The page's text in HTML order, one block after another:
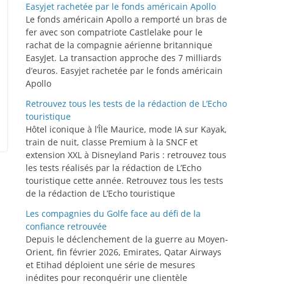
r
i
e
s
Easyjet rachetée par le fonds américain Apollo
Le fonds américain Apollo a remporté un bras de
fer avec son compatriote Castlelake pour le
rachat de la compagnie aérienne britannique
EasyJet. La transaction approche des 7 milliards
d’euros. Easyjet rachetée par le fonds américain
Apollo
Retrouvez tous les tests de la rédaction de L’Echo
touristique
Hôtel iconique à l’Île Maurice, mode IA sur Kayak,
train de nuit, classe Premium à la SNCF et
extension XXL à Disneyland Paris : retrouvez tous
les tests réalisés par la rédaction de L’Echo
touristique cette année. Retrouvez tous les tests
de la rédaction de L’Echo touristique
Les compagnies du Golfe face au défi de la
confiance retrouvée
Depuis le déclenchement de la guerre au Moyen-
Orient, fin février 2026, Emirates, Qatar Airways
et Etihad déploient une série de mesures
inédites pour reconquérir une clientèle